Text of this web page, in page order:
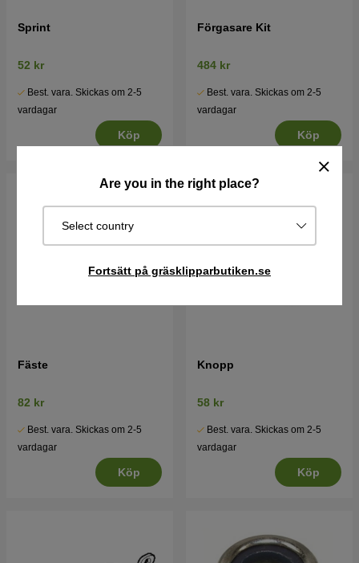
Are you in the right place?
Select country
Fortsätt på gräsklipparbutiken.se
Sprint
52 kr
Best. vara. Skickas om 2-5
vardagar
Köp
Förgasare Kit
484 kr
Best. vara. Skickas om 2-5
vardagar
Köp
Fäste
82 kr
Best. vara. Skickas om 2-5
vardagar
Köp
Knopp
58 kr
Best. vara. Skickas om 2-5
vardagar
Köp